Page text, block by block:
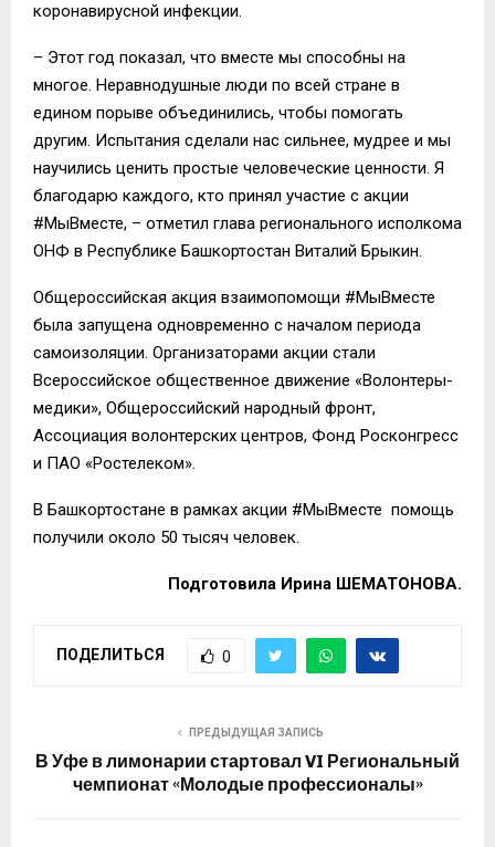
коронавирусной инфекции.
– Этот год показал, что вместе мы способны на
многое. Неравнодушные люди по всей стране в
едином порыве объединились, чтобы помогать
другим. Испытания сделали нас сильнее, мудрее и мы
научились ценить простые человеческие ценности. Я
благодарю каждого, кто принял участие с акции
#МыВместе, – отметил глава регионального исполкома
ОНФ в Республике Башкортостан Виталий Брыкин.
Общероссийская акция взаимопомощи #МыВместе
была запущена одновременно с началом периода
самоизоляции. Организаторами акции стали
Всероссийское общественное движение «Волонтеры-
медики», Общероссийский народный фронт,
Ассоциация волонтерских центров, Фонд Росконгресс
и ПАО «Ростелеком».
В Башкортостане в рамках акции #МыВместе помощь
получили около 50 тысяч человек.
Подготовила Ирина ШЕМАТОНОВА.
ПОДЕЛИТЬСЯ 0
ПРЕДЫДУЩАЯ ЗАПИСЬ
В Уфе в лимонарии стартовал VI Региональный
чемпионат «Молодые профессионалы»